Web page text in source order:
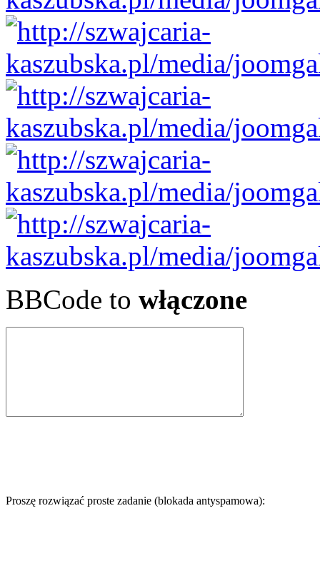
BBCode to włączone
Proszę rozwiązać proste zadanie (blokada antyspamowa):